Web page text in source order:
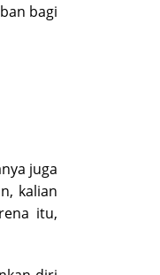
bagi
juga
kalian
itu,